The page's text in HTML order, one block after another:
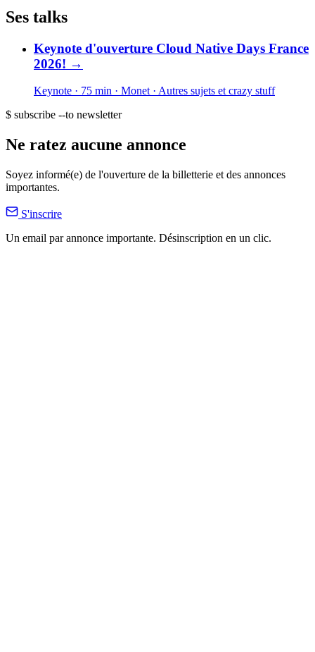
Ses talks
Keynote d'ouverture Cloud Native Days France
2026! →
Keynote · 75 min · Monet · Autres sujets et crazy stuff
$ subscribe --to newsletter
Ne ratez aucune annonce
Soyez informé(e) de l'ouverture de la billetterie et des annonces
importantes.
S'inscrire
Un email par annonce importante. Désinscription en un clic.